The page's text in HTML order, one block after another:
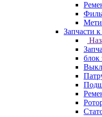
Запчасти
блок